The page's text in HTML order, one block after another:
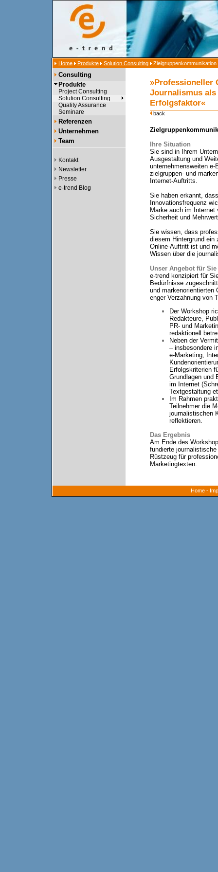
Home Produkte Solution Consulting Zielgruppenkommunikation
Consulting
Produkte
Project Consulting
Solution Consulting
Quality Assurance
Seminare
Referenzen
Unternehmen
Team
Kontakt
Newsletter
Presse
e-trend Blog
»Professioneller
Journalismus
Erfolgsfaktor«
back
Ihre Situation
Sie sind in Ihrem
Ausgestaltung und
unternehmensweiten e-
zielgruppen- und
Internet-Auftritts.
Sie haben erkannt,
Innovationsfrequenz
Marke auch im Internet
Sicherheit und
Sie wissen, dass
diesem Hintergrund ein
Online-Auftritt ist und
Wissen über die
Unser Angebot für Sie
e-trend konzipiert für
Bedürfnisse
und markenorientierten
enger Verzahnung von
Der Workshop
Redakteure,
PR- und
redaktionell
Neben der
– insbesondere
e-Marketing,
Erfolgskriterien
Grundlagen und
im Internet
Textgestaltung
Im Rahmen
Teilnehmer die
journalistischen
reflektieren.
Das Ergebnis
Am Ende des
fundierte
Rüstzeug für
Marketingtexten.
Home-